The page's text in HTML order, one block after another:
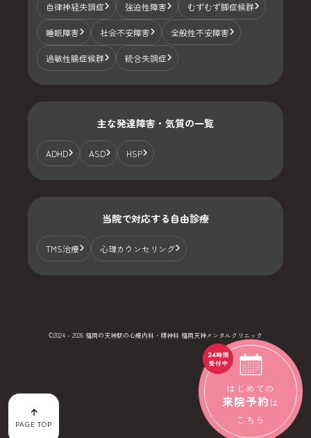
PAGE TOP
はじめての
来院予約 は
こちら
自律神経失調症 強迫性障害 むずむず脚症候群
睡眠障害 社会不安障害 全般性不安障害
過敏性腸症候群 統合失調症
主な発達障害・気質の一覧
ADHD ASD HSP
当院で対応する自由診療
TMS治療 心理カウンセリング
©2024 - 2026 福岡の天神駅の心療内科・精神科 福岡天神メンタルクリニック